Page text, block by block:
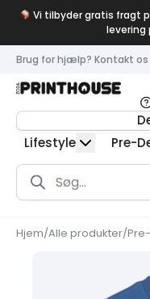
Vi tilbyder gratis fragt
levering
Brug for hjælp? Kontakt os
Lifestyle
Pre-
Products
search
Hjem/Alle produkter/